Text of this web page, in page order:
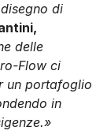
di
delle
Flow ci
un portafoglio
in